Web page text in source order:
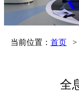
当前位置： 首页>
全